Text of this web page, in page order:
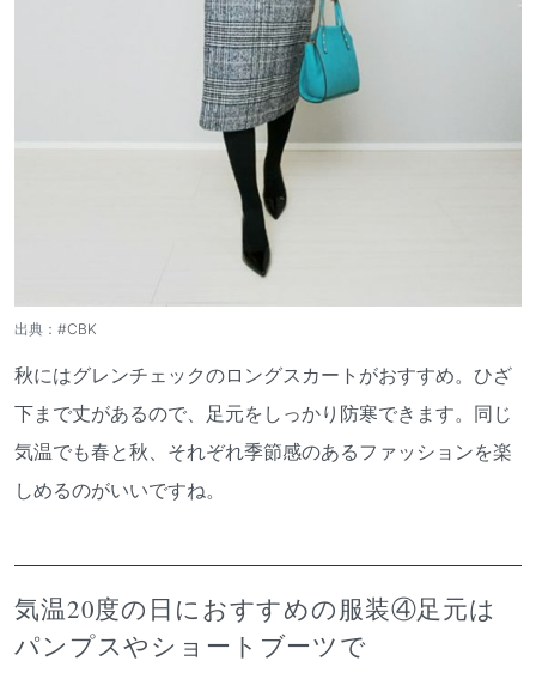
出典： #CBK
秋にはグレンチェックのロングスカートがおすすめ。ひざ
下まで丈があるので、足元をしっかり防寒できます。同じ
気温でも春と秋、それぞれ季節感のあるファッションを楽
しめるのがいいですね。
気温20度の日におすすめの服装④足元は
パンプスやショートブーツで